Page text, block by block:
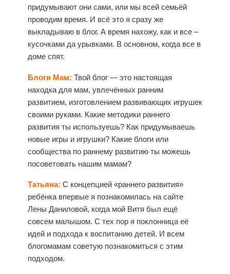
придумывают они сами, или мы всей семьёй
проводим время. И всё это я сразу же
выкладываю в блог. А время нахожу, как и все –
кусочками да урывками. В основном, когда все в
доме спят.
Блоги Мам: Твой блог — это настоящая
находка для мам, увлечённых ранним
развитием, изготовлением развивающих игрушек
своими руками. Какие методики раннего
развития ты используешь? Как придумываешь
новые игры и игрушки? Какие блоги или
сообщества по раннему развитию ты можешь
посоветовать нашим мамам?
Татьяна: С концепцией «раннего развития»
ребёнка впервые я познакомилась на сайте
Лены Даниловой, когда мой Витя был ещё
совсем малышом. С тех пор я поклонница её
идей и подхода к воспитанию детей. И всем
блогомамам советую познакомиться с этим
подходом.